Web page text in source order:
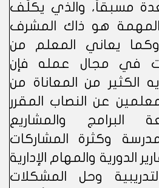
مسبقاً، والذي يكلَّف
المهمة هو ذاك المشرف
وكما يعاني المعلم من
في مجال عمله فإن
الكثير من المعاناة من
عن النصاب المقرر
البرامج والمشاريع
وكثرة المشاركات
الدورية والمهام الإدارية
وحل المشكلات